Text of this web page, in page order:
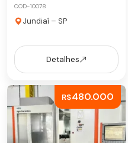
COD-10078
Jundiaí – SP
Detalhes
R$480.000